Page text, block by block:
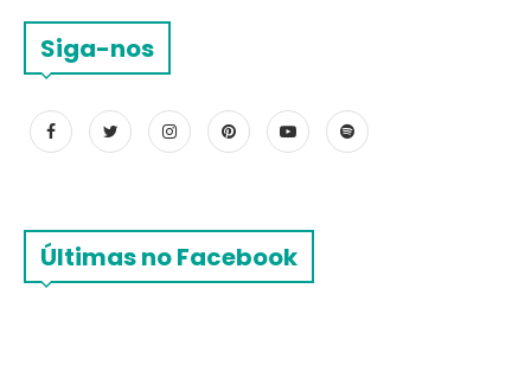
Siga-nos
Últimas no Facebook